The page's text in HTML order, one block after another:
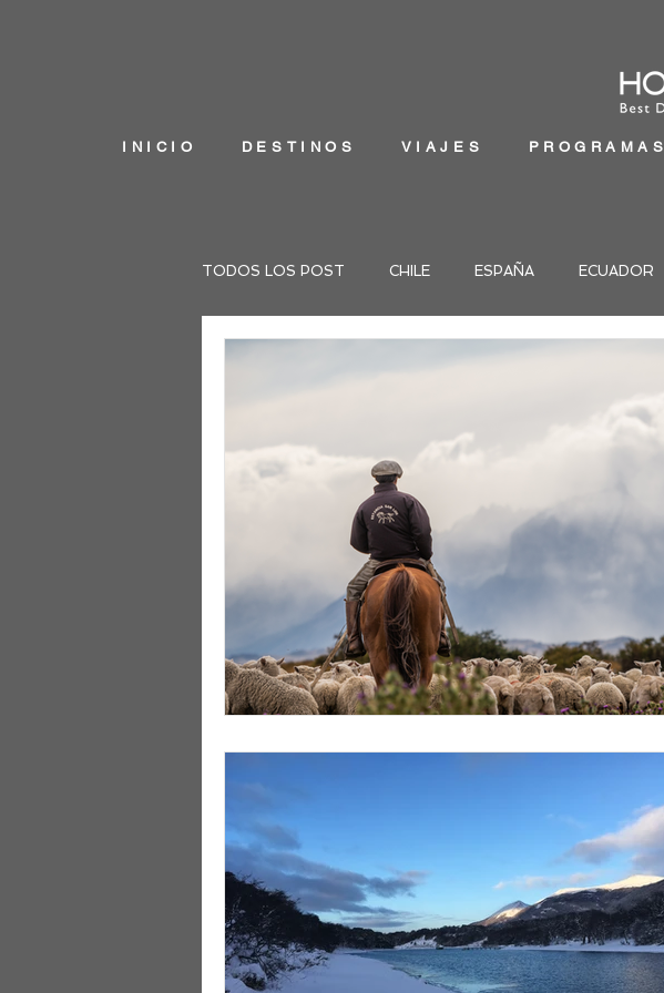
INICIO DESTINOS VIAJES PROGRAMAS
TODOS LOS POST CHILE ESPAÑA ECUADOR